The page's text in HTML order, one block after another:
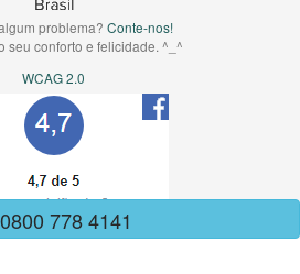
778 4141
problema? Conte-nos!
seu conforto e felicidade. ^_^
WCAG 2.0